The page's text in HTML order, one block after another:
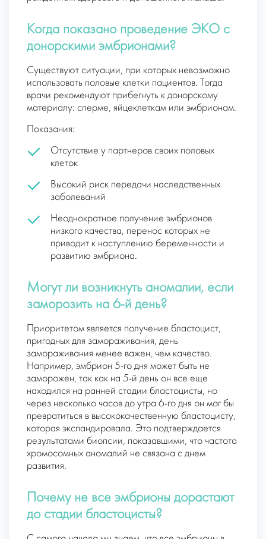
Когда показано проведение ЭКО с
донорскими эмбрионами?
Существуют ситуации, при которых невозможно
использовать половые клетки пациентов. Тогда
врачи рекомендуют прибегнуть к донорскому
материалу: сперме, яйцеклеткам или эмбрионам.
Показания:
Отсутствие у партнеров своих половых
клеток
Высокий риск передачи наследственных
заболеваний
Неоднократное получение эмбрионов
низкого качества, перенос которых не
приводит к наступлению беременности и
развитию эмбриона.
Могут ли возникнуть аномалии, если
заморозить на 6-й день?
Приоритетом является получение бластоцист,
пригодных для замораживания, день
замораживания менее важен, чем качество.
Например, эмбрион 5-го дня может быть не
заморожен, так как на 5-й день он все еще
находился на ранней стадии бластоцисты, но
через несколько часов до утра 6-го дня он мог бы
превратиться в высококачественную бластоцисту,
которая экспандировала. Это подтверждается
результатами биопсии, показавшими, что частота
хромосомных аномалий не связана с днем
развития.
Почему не все эмбрионы дорастают
до стадии бластоцисты?